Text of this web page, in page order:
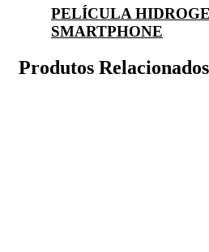
PELÍCULA
SMARTPHONE
Produtos Relacionados